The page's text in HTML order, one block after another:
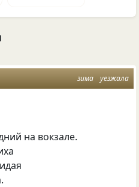
зима уезжала
на вокзале.